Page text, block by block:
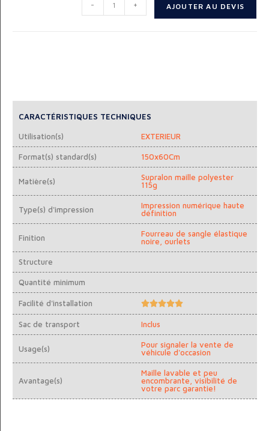
- + AJOUTER AU DEVIS
CARACTÉRISTIQUES TECHNIQUES
Utilisation(s) EXTERIEUR
Format(s) standard(s) 150x60Cm
Matière(s)
Supralon maille polyester
115g
Type(s) d'impression
Impression numérique haute
définition
Finition
Fourreau de sangle élastique
noire, ourlets
Structure
Quantité minimum
Facilité d'installation 
Sac de transport Inclus
Usage(s)
Pour signaler la vente de
véhicule d'occasion
Avantage(s)
Maille lavable et peu
encombrante, visibilité de
votre parc garantie!